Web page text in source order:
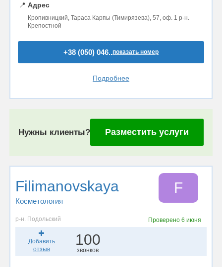
📍 Адрес
Кропивницкий, Тараса Карпы (Тимирязева), 57, оф. 1 р-н.
Крепостной
+38 (050) 046..показать номер
Подробнее
Нужны клиенты? Разместить услуги
Filimanovskaya
Косметология
F
р-н. Подольский Проверено6 июня
Добавить
отзыв
100
звонков